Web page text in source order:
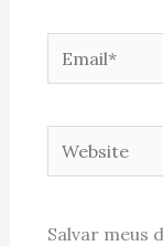
Website
Salvar meus